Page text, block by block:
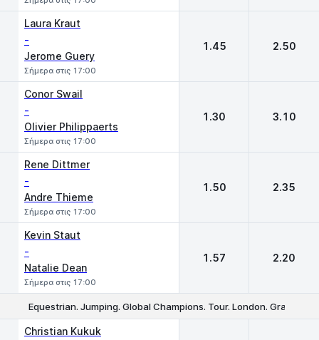
Laura Kraut
-
Jerome Guery
Σήμερα στις 17:00
1.45 2.50
Conor Swail
-
Olivier Philippaerts
Σήμερα στις 17:00
1.30 3.10
Rene Dittmer
-
Andre Thieme
Σήμερα στις 17:00
1.50 2.35
Kevin Staut
-
Natalie Dean
Σήμερα στις 17:00
1.57 2.20
Equestrian. Jumping. Global Champions. Tour. London. Grand Prix
Christian Kukuk